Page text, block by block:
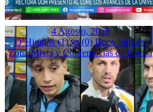
4 Agosto, 2026
O’Higgins (1) vs (0) Boca Juniors:
Zona Mixta y Conferencias de Prensa